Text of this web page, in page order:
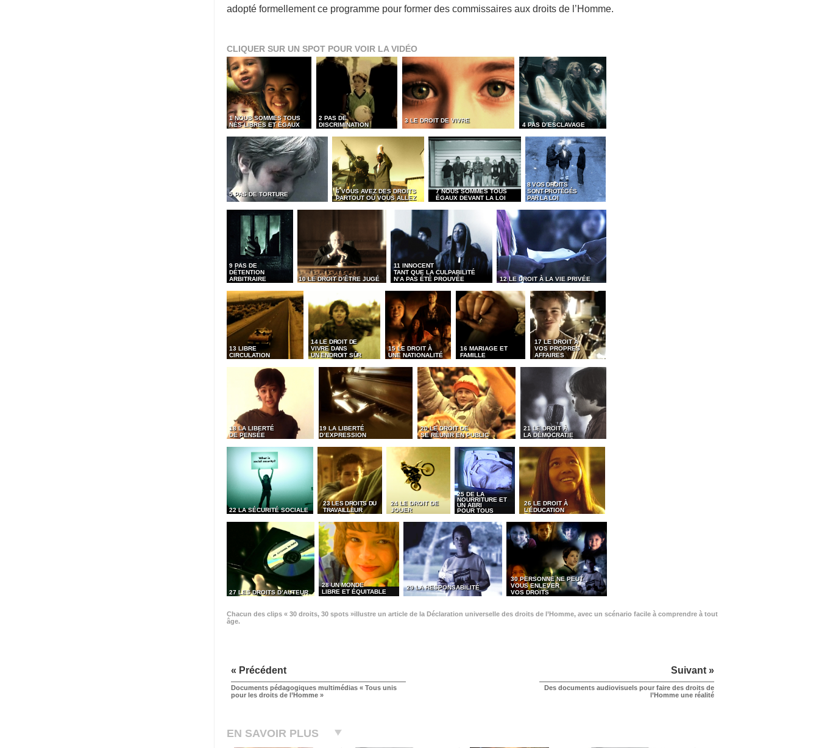
adopté formellement ce programme pour former des commissaires aux droits de l’Homme.
CLIQUER SUR UN SPOT POUR VOIR LA VIDÉO
1 NOUS SOMMES TOUS
NÉS LIBRES ET ÉGAUX
2 PAS DE
DISCRIMINATION
3 LE DROIT DE VIVRE
4 PAS D’ESCLAVAGE
5 PAS DE TORTURE
6 VOUS AVEZ DES DROITS
PARTOUT OÙ VOUS ALLEZ
7 NOUS SOMMES TOUS
ÉGAUX DEVANT LA LOI
8 VOS DROITS
SONT PROTÉGÉS
PAR LA LOI
9 PAS DE
DÉTENTION
ARBITRAIRE
10 LE DROIT D’ÊTRE JUGÉ
11 INNOCENT
TANT QUE LA CULPABILITÉ
N’A PAS ÉTÉ PROUVÉE
12 LE DROIT À LA VIE PRIVÉE
13 LIBRE
CIRCULATION
14 LE DROIT DE
VIVRE DANS
UN ENDROIT SÛR
15 LE DROIT À
UNE NATIONALITÉ
16 MARIAGE ET
FAMILLE
17 LE DROIT À
VOS PROPRES
AFFAIRES
18 LA LIBERTÉ
DE PENSÉE
19 LA LIBERTÉ
D’EXPRESSION
20 LE DROIT DE
SE RÉUNIR EN PUBLIC
21 LE DROIT À
LA DÉMOCRATIE
22 LA SÉCURITÉ SOCIALE
23 LES DROITS DU
TRAVAILLEUR
24 LE DROIT DE
JOUER
25 DE LA
NOURRITURE ET
UN ABRI
POUR TOUS
26 LE DROIT À
L’ÉDUCATION
27 LES DROITS D’AUTEUR
28 UN MONDE
LIBRE ET ÉQUITABLE
29 LA RESPONSABILITÉ
30 PERSONNE NE PEUT
VOUS ENLEVER
VOS DROITS
Chacun des clips « 30 droits, 30 spots »illustre un article de la Déclaration universelle des droits de l’Homme, avec un scénario facile à comprendre à tout
âge.
« Précédent
Documents pédagogiques multimédias « Tous unis
pour les droits de l’Homme »
Suivant »
Des documents audiovisuels pour faire des droits de
l’Homme une réalité
EN SAVOIR PLUS